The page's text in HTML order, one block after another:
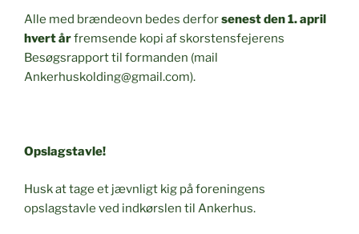
Alle med brændeovn bedes derforsenest den 1. april
hvert årfremsende kopi af skorstensfejerens
Besøgsrapport til formanden (mail
Ankerhuskolding@gmail.com).
Opslagstavle!
Husk at tage et jævnligt kig på foreningens
opslagstavle ved indkørslen til Ankerhus.